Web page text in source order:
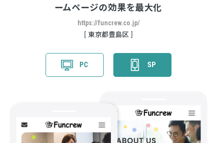
ームページの効果を最大化
https://funcrew.co.jp/
東京都豊島区
PC SP